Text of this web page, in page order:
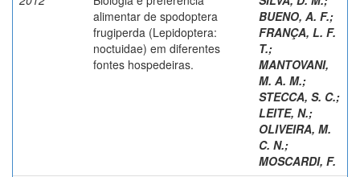
alimentar de spodoptera
frugiperda (Lepidoptera:
noctuidae) em diferentes
fontes hospedeiras.
BUENO, A. F.;
FRANÇA, L. F.
T.;
MANTOVANI,
M. A. M.;
STECCA, S. C.;
LEITE, N.;
OLIVEIRA, M.
C. N.;
MOSCARDI, F.